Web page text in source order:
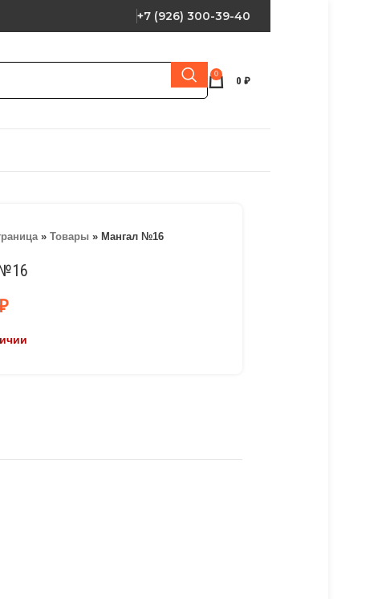
+7 (926) 300-39-40
0
0 ₽
» Товары » Мангал №16